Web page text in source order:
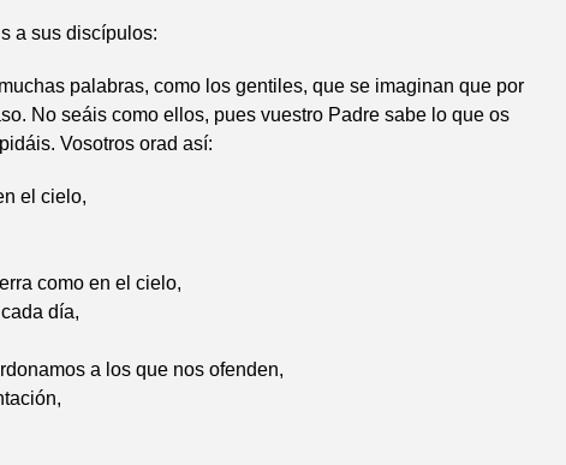
a sus discípulos:
palabras, como los gentiles, que se imaginan que por
No seáis como ellos, pues vuestro Padre sabe lo que os
Vosotros orad así:
el cielo,
como en el cielo,
día,
a los que nos ofenden,